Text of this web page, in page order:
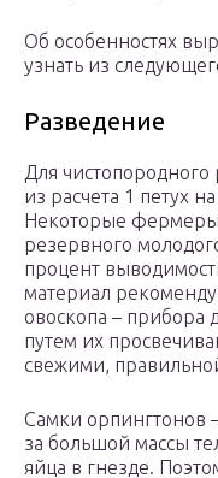
Об особенностях
узнать из
Разведение
Для
из расчета 1 петух
Некоторые
резервного
процент
материал
овоскопа – прибора
путем их
свежими,
Самки орпингтонов
за большой массы
яйца в гнезде.